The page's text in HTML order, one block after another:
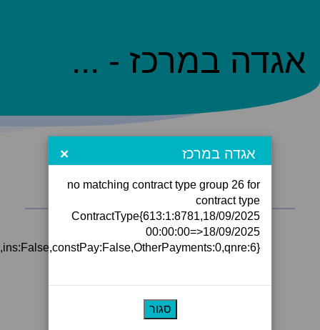
אגדה במרכז - ...
× אגדה במרכז
no matching contract type group 26 for
contract type
ContractType{613:1:8781,18/09/2025
00:00:00=>18/09/2025
סגור